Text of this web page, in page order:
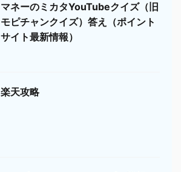
マネーのミカタYouTubeクイズ（旧
モピチャンクイズ）答え（ポイント
サイト最新情報）
楽天攻略